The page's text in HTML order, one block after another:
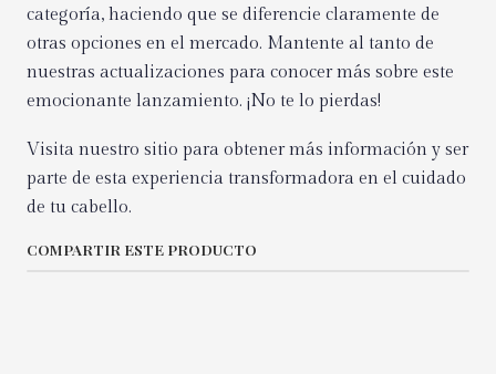
categoría, haciendo que se diferencie claramente de
otras opciones en el mercado. Mantente al tanto de
nuestras actualizaciones para conocer más sobre este
emocionante lanzamiento. ¡No te lo pierdas!
Visita nuestro sitio para obtener más información y ser
parte de esta experiencia transformadora en el cuidado
de tu cabello.
COMPARTIR ESTE PRODUCTO